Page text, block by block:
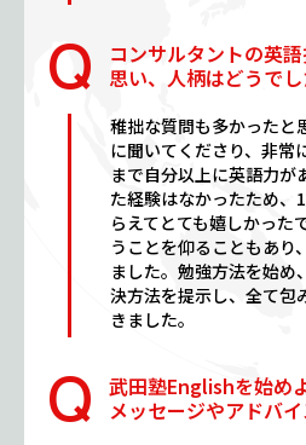
コンサルタントの英
思い、人柄はどうでし
稚拙な質問も多かったと
に聞いてくださり、非常
まで自分以上に英語力が
た経験はなかったため、
らえてとても嬉しかった
うことを仰ることもあり
ました。勉強方法を始め
決方法を提示し、全て包
きました。
武田塾Englishを始め
メッセージやアドバ